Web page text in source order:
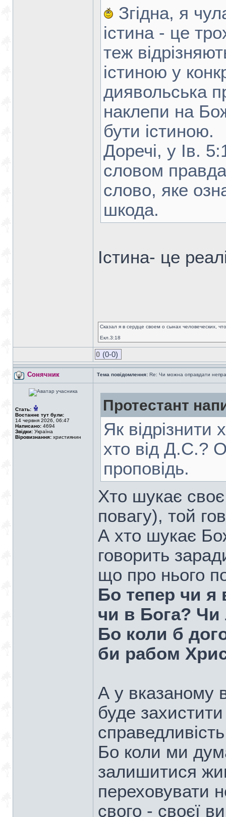
Згідна, я
істина - це
теж
істиною у
диявольська
наклепи на
бути істиною.
Доречі, у Ів.
словом
слово, яке
шкода.
Істина- це
Сказал я в сердце своем о сынах человеческих,
Екл.3:18
0 (0-0)
Сонячник Тема повідомлення: Re: Чи можна оправдати
Стать:
Востаннє тут були:
14 червня 2026, 06:47
Написано: 4694
Звідки: Україна
Віровизнання: християнин
Протестант
Як відрізнити
хто від Д.С.?
проповідь.
Хто шукає
повагу), той
А хто шукає
говорить
що про нього
Бо тепер чи
чи в Бога?
Бо коли б
би рабом
А у вказаному
буде
Бо коли ми
залишитися
переховувати
свого - своєї